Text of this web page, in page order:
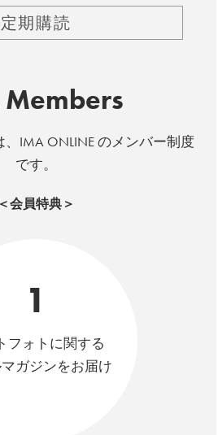
定期購読
、IMA ONLINE のメンバー制度
です。
＜会員特典＞
1
フォトに関する
ガジンをお届け